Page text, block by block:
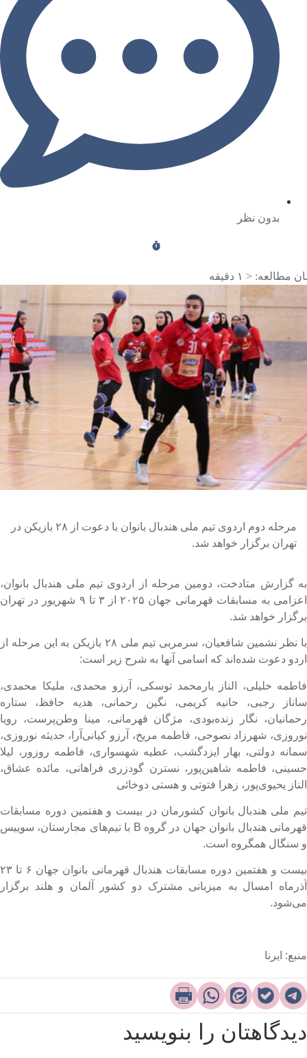
بدون نظر
مطالعه: < ۱ دقیقه
مرحله دوم اردوی تیم ملی هندبال بانوان با دعوت از ۲۸ بازیکن در
تهران برگزار ‌خواهد شد.
گزارش متادخت، دومین مرحله از اردوی تیم ملی هندبال بانوان،
اعزامی به مسابقات قهرمانی جهان ۲۰۲۵ از ۳ تا ۹ شهریور در تهران
خواهد شد.
با نظر نشمین شافعیان، سرمربی تیم ملی ۲۸ بازیکن به این مرحله از
دعوت شده‌اند که اسامی آنها به شرح زیر است:
خلیلی، الناز یارمحمد توسکی، آرزو محمدی، ملیکا محمدی،
رجبی، حانیه کریمی، نگین رحمانی، هدیه حافظ، ستاره
نگار زنده‌بودی، مژگان قهرمانی، مینا وطن‌پرست، رویا
شهرزاد نصوحی، فاطمه مریخ، آرزو کیانی‌آرا، حدیثه نوروزی،
دولتی، بهار ایزدگشب، عطیه شهسواری، فاطمه روزور، لیلا
فاطمه شاهین‌پور، نسترن گودزری فراهانی، مائده عشاق،
یحیوی‌پور، زهرا فتوتی و هستی دوخائی
ملی هندبال بانوان کشورمان در بیست و هفتمین دوره مسابقات
قهرمانی هندبال بانوان جهان در گروه B با تیم‌های مجارستان، سوییس
سنگال همگروه است.
بیست و هفتمین دوره مسابقات هندبال قهرمانی بانوان جهان ۶ تا ۲۳
امسال به میزبانی مشترک دو کشور آلمان و هلند برگزار
ایرنا
را بنویسید